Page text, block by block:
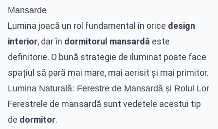
Mansarde
Lumina joacă un rol fundamental în orice design
interior, dar în dormitorul mansardă este
definitorie. O bună strategie de iluminat poate face
spațiul să pară mai mare, mai aerisit și mai primitor.
Lumina Naturală: Ferestre de Mansardă și Rolul Lor
Ferestrele de mansardă sunt vedetele acestui tip
de dormitor.